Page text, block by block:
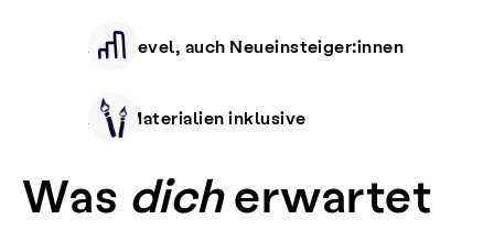
Alle Level, auch Neueinsteiger:innen
Alle Materialien inklusive
Was dicherwartet